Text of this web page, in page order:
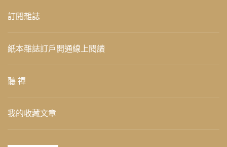
訂閱雜誌
紙本雜誌訂戶開通線上閱讀
聽 禪
我的收藏文章